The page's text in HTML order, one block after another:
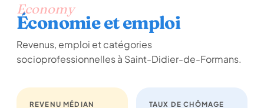
Economy
Économie et emploi
Revenus, emploi et catégories
socioprofessionnelles à Saint-Didier-de-Formans.
REVENU MÉDIAN TAUX DE CHÔMAGE